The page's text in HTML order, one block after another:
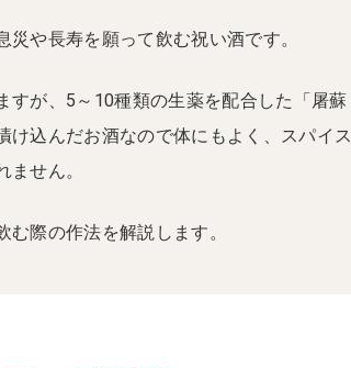
災や長寿を願って飲む祝い酒です。
すが、5～10種類の生薬を配合した「屠蘇
込んだお酒なので体にもよく、スパイス
せん。
際の作法を解説します。